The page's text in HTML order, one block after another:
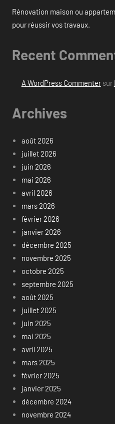
Rénovation maison ou
pour réussir vos travaux.
Recent
A WordPress Commentersur
Archives
août 2026
juillet 2026
juin 2026
mai 2026
avril 2026
mars 2026
février 2026
janvier 2026
décembre 2025
novembre 2025
octobre 2025
septembre 2025
août 2025
juillet 2025
juin 2025
mai 2025
avril 2025
mars 2025
février 2025
janvier 2025
décembre 2024
novembre 2024